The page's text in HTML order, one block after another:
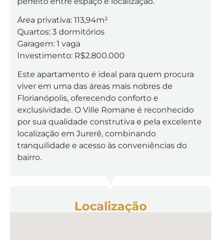
Área privativa: 113,94m²
Quartos: 3 dormitórios
Garagem: 1 vaga
Investimento: R$2.800.000
Este apartamento é ideal para quem procura
viver em uma das áreas mais nobres de
Florianópolis, oferecendo conforto e
exclusividade. O Ville Romane é reconhecido
por sua qualidade construtiva e pela excelente
localização em Jurerê, combinando
tranquilidade e acesso às conveniências do
bairro.
Localização